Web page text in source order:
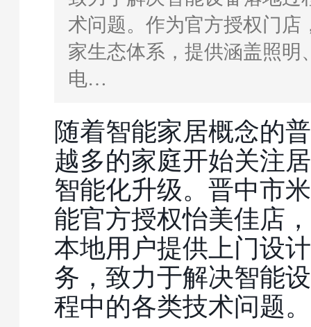
术问题。作为官方授权门店
家生态体系，提供涵盖照明
电…
随着智能家居概念的
越多的家庭开始关注
智能化升级。晋中市
能官方授权怡美佳店
本地用户提供上门设
务，致力于解决智能
程中的各类技术问题。